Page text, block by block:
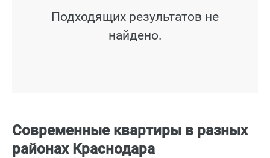
Подходящих результатов не
найдено.
Современные квартиры в разных
районах Краснодара